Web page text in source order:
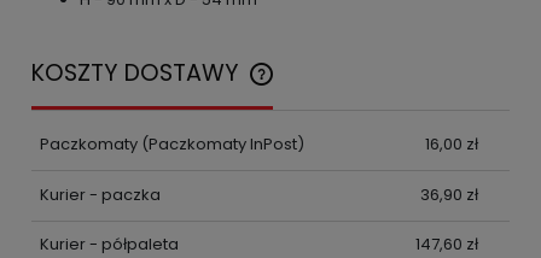
KOSZTY DOSTAWY
CENA NIE ZAWIERA EWENTUALNYCH KOSZTÓW
PŁATNOŚCI
Paczkomaty(Paczkomaty InPost) 16,00 zł
Kurier - paczka 36,90 zł
Kurier - półpaleta 147,60 zł